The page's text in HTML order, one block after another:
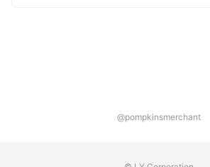
@pompkinsmerchant